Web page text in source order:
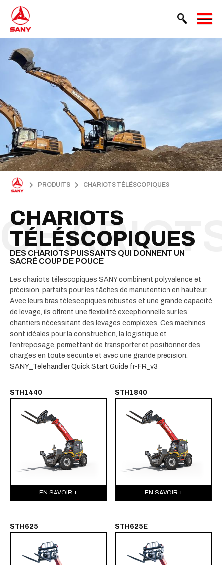
PRODUITS CHARIOTS TÉLÉSCOPIQUES
CHARIOTS
TÉLÉSCOPIQUES
DES CHARIOTS PUISSANTS QUI DONNENT UN
SACRÉ COUP DE POUCE
Les chariots télescopiques SANY combinent polyvalence et
précision, parfaits pour les tâches de manutention en hauteur.
Avec leurs bras télescopiques robustes et une grande capacité
de levage, ils offrent une flexibilité exceptionnelle sur les
chantiers nécessitant des levages complexes. Ces machines
sont idéales pour la construction, la logistique et
l’entreposage, permettant de transporter et positionner des
charges en toute sécurité et avec une grande précision.
SANY_Telehandler Quick Start Guide fr-FR_v3
STH1440
EN SAVOIR +
STH1840
EN SAVOIR +
STH625 STH625E